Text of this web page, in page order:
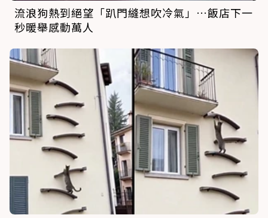
流浪狗熱到絕望「趴門縫想吹冷氣」…飯店下一
秒暖舉感動萬人